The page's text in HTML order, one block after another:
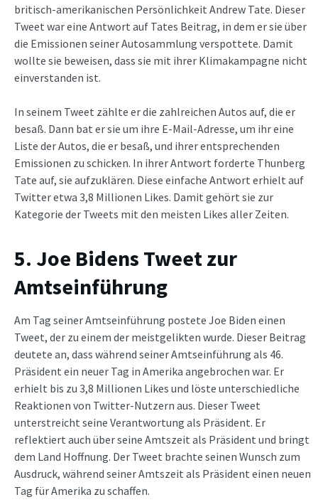
britisch-amerikanischen Persönlichkeit Andrew Tate. Dieser
Tweet war eine Antwort auf Tates Beitrag, in dem er sie über
die Emissionen seiner Autosammlung verspottete. Damit
wollte sie beweisen, dass sie mit ihrer Klimakampagne nicht
einverstanden ist.
In seinem Tweet zählte er die zahlreichen Autos auf, die er
besaß. Dann bat er sie um ihre E-Mail-Adresse, um ihr eine
Liste der Autos, die er besaß, und ihrer entsprechenden
Emissionen zu schicken. In ihrer Antwort forderte Thunberg
Tate auf, sie aufzuklären. Diese einfache Antwort erhielt auf
Twitter etwa 3,8 Millionen Likes. Damit gehört sie zur
Kategorie der Tweets mit den meisten Likes aller Zeiten.
5. Joe Bidens Tweet zur
Amtseinführung
Am Tag seiner Amtseinführung postete Joe Biden einen
Tweet, der zu einem der meistgelikten wurde. Dieser Beitrag
deutete an, dass während seiner Amtseinführung als 46.
Präsident ein neuer Tag in Amerika angebrochen war. Er
erhielt bis zu 3,8 Millionen Likes und löste unterschiedliche
Reaktionen von Twitter-Nutzern aus. Dieser Tweet
unterstreicht seine Verantwortung als Präsident. Er
reflektiert auch über seine Amtszeit als Präsident und bringt
dem Land Hoffnung. Der Tweet brachte seinen Wunsch zum
Ausdruck, während seiner Amtszeit als Präsident einen neuen
Tag für Amerika zu schaffen.